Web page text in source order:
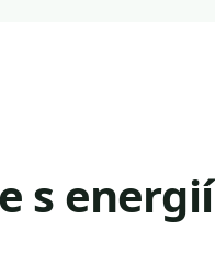
s energií